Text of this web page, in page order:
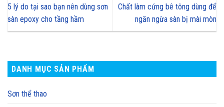
5 lý do tại sao bạn nên dùng sơn
sàn epoxy cho tầng hầm
Chất làm cứng bê tông dùng để
ngăn ngừa sàn bị mài mòn
DANH MỤC SẢN PHẨM
Sơn thể thao